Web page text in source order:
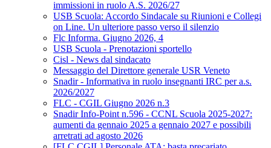
immissioni in ruolo A.S. 2026/27
USB Scuola: Accordo Sindacale su Riunioni e Collegi
on Line. Un ulteriore passo verso il silenzio
Flc Informa. Giugno 2026, 4
USB Scuola - Prenotazioni sportello
Cisl - News dal sindacato
Messaggio del Direttore generale USR Veneto
Snadir - Informativa in ruolo insegnanti IRC per a.s.
2026/2027
FLC - CGIL Giugno 2026 n.3
Snadir Info-Point n.596 - CCNL Scuola 2025-2027:
aumenti da gennaio 2025 a gennaio 2027 e possibili
arretrati ad agosto 2026